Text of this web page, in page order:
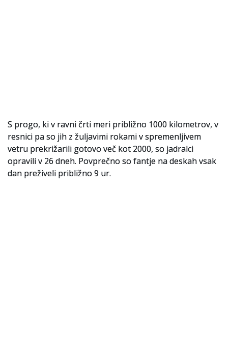
S progo, ki v ravni črti meri približno 1000 kilometrov, v
resnici pa so jih z žuljavimi rokami v spremenljivem
vetru prekrižarili gotovo več kot 2000, so jadralci
opravili v 26 dneh. Povprečno so fantje na deskah vsak
dan preživeli približno 9 ur.